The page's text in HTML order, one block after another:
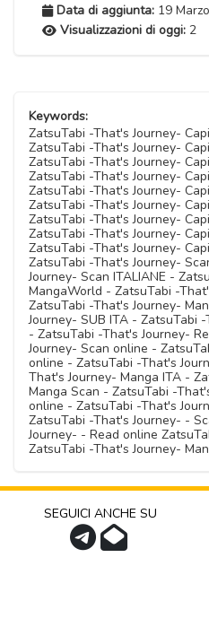
Data di aggiunta: 19
Visualizzazioni di oggi: 2
Keywords:
ZatsuTabi -That's Journey-
ZatsuTabi -That's Journey-
ZatsuTabi -That's Journey-
ZatsuTabi -That's Journey-
ZatsuTabi -That's Journey-
ZatsuTabi -That's Journey-
ZatsuTabi -That's Journey-
ZatsuTabi -That's Journey-
ZatsuTabi -That's Journey-
ZatsuTabi -That's Journey-
Journey- Scan ITALIANE -
MangaWorld - ZatsuTabi -
ZatsuTabi -That's Journey-
Journey- SUB ITA - ZatsuTabi
- ZatsuTabi -That's Journey-
Journey- Scan online -
online - ZatsuTabi -That's
That's Journey- Manga ITA -
Manga Scan - ZatsuTabi -
online - ZatsuTabi -That's
ZatsuTabi -That's Journey- -
Journey- - Read online
ZatsuTabi -That's Journey-
SEGUICI ANCHE SU